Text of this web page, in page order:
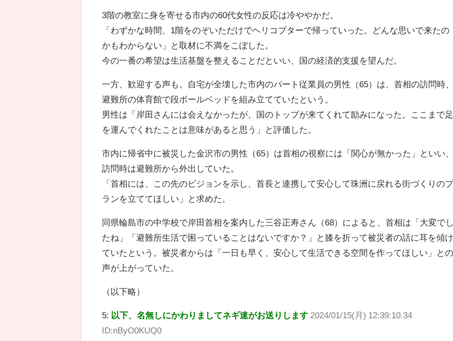
3階の教室に身を寄せる市内の60代女性の反応は冷ややかだ。
「わずかな時間、1階をのぞいただけでヘリコプターで帰っていった。どんな思いで来たの
かもわからない」と取材に不満をこぼした。
今の一番の希望は生活基盤を整えることだといい、国の経済的支援を望んだ。
一方、歓迎する声も。自宅が全壊した市内のパート従業員の男性（65）は、首相の訪問時、
避難所の体育館で段ボールベッドを組み立てていたという。
男性は「岸田さんには会えなかったが、国のトップが来てくれて励みになった。ここまで足
を運んでくれたことは意味があると思う」と評価した。
市内に帰省中に被災した金沢市の男性（65）は首相の視察には「関心が無かった」といい、
訪問時は避難所から外出していた。
「首相には、この先のビジョンを示し、首長と連携して安心して珠洲に戻れる街づくりの
ランを立ててほしい」と求めた。
同県輪島市の中学校で岸田首相を案内した三谷正寿さん（68）によると、首相は「大変でし
たね」「避難所生活で困っていることはないですか？」と膝を折って被災者の話に耳を傾け
ていたという。被災者からは「一日も早く、安心して生活できる空間を作ってほしい」との
声が上がっていた。
（以下略）
5: 以下、名無しにかわりましてネギ速がお送りします 2024/01/15(月) 12:39:10.34
ID:nByO0KUQ0